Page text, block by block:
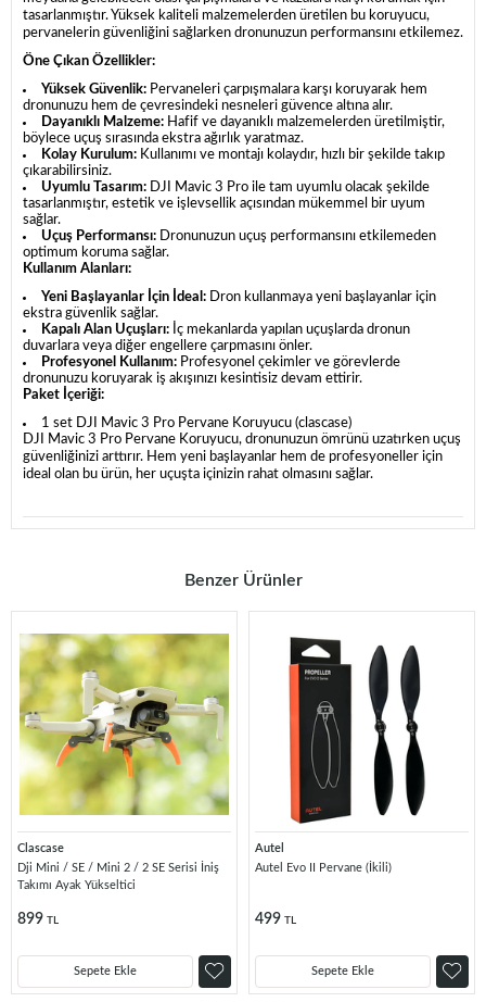
tasarlanmıştır. Yüksek kaliteli malzemelerden üretilen bu koruyucu,
pervanelerin güvenliğini sağlarken dronunuzun performansını etkilemez.
Öne Çıkan Özellikler:
Yüksek Güvenlik: Pervaneleri çarpışmalara karşı koruyarak hem
dronunuzu hem de çevresindeki nesneleri güvence altına alır.
Dayanıklı Malzeme: Hafif ve dayanıklı malzemelerden üretilmiştir,
böylece uçuş sırasında ekstra ağırlık yaratmaz.
Kolay Kurulum: Kullanımı ve montajı kolaydır, hızlı bir şekilde takıp
çıkarabilirsiniz.
Uyumlu Tasarım: DJI Mavic 3 Pro ile tam uyumlu olacak şekilde
tasarlanmıştır, estetik ve işlevsellik açısından mükemmel bir uyum
sağlar.
Uçuş Performansı: Dronunuzun uçuş performansını etkilemeden
optimum koruma sağlar.
Kullanım Alanları:
Yeni Başlayanlar İçin İdeal: Dron kullanmaya yeni başlayanlar için
ekstra güvenlik sağlar.
Kapalı Alan Uçuşları: İç mekanlarda yapılan uçuşlarda dronun
duvarlara veya diğer engellere çarpmasını önler.
Profesyonel Kullanım: Profesyonel çekimler ve görevlerde
dronunuzu koruyarak iş akışınızı kesintisiz devam ettirir.
Paket İçeriği:
1 set DJI Mavic 3 Pro Pervane Koruyucu (clascase)
DJI Mavic 3 Pro Pervane Koruyucu, dronunuzun ömrünü uzatırken uçuş
güvenliğinizi arttırır. Hem yeni başlayanlar hem de profesyoneller için
ideal olan bu ürün, her uçuşta içinizin rahat olmasını sağlar.
Benzer Ürünler
Clascase
Dji Mini / SE / Mini 2 / 2 SE Serisi İniş
Takımı Ayak Yükseltici
899 TL
Sepete Ekle
Autel
Autel Evo II Pervane (İkili)
499 TL
Sepete Ekle